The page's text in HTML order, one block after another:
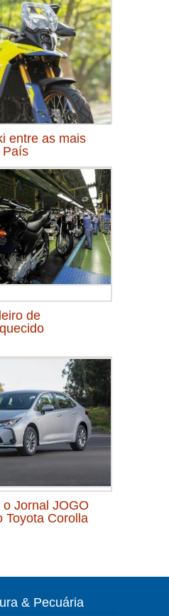
entre as mais
País
de
Jornal JOGO
Toyota Corolla
& Pecuária